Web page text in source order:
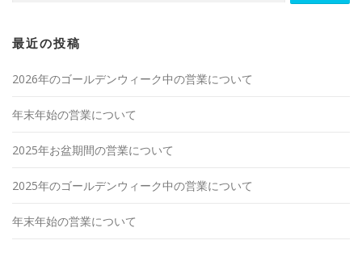
最近の投稿
2026年のゴールデンウィーク中の営業について
年末年始の営業について
2025年お盆期間の営業について
2025年のゴールデンウィーク中の営業について
年末年始の営業について